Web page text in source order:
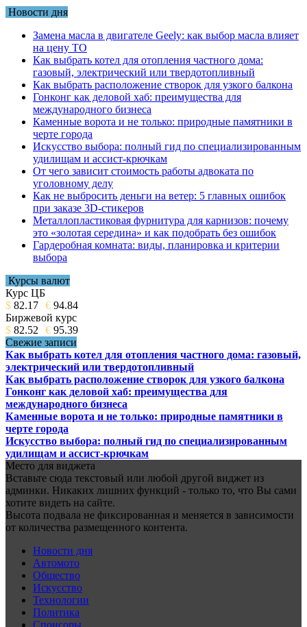
Новости дня
Замена масла в двигателе Geely: как выбор масла влияет
на цену ТО
Как выбрать котел для отопления частного дома:
газовый, электрический или твердотопливный
Как выбрать расположение створок для узкого балкона
Гонконг как деловой хаб: преимущества для
международного бизнеса
Каменные ворота и не только: природные памятники в
черте города
Искусство выбора: полный гид по специализированным
удилищам и ассист-крючкам
От чего зависит стоимость работы адвоката по
уголовному делу
Как не выбросить деньги на ветер: 5 главных ошибок
при заказе 3D-стикеров
Металлопластиковая фурнитура для карнизов: почему
это «золотая середина» и как подобрать без ошибок
Гардеробная комната: виды, планировка и критерии
выбора
Курсы валют
Курс ЦБ
$ 82.17 € 94.84
Биржевой курс
$ 82.52 € 95.39
Свежие записи
Как выбрать котел для отопления частного дома: газовый,
электрический или твердотопливный
Как выбрать расположение створок для узкого балкона
Гонконг как деловой хаб: преимущества для
международного бизнеса
Каменные ворота и не только: природные памятники в
черте города
Искусство выбора: полный гид по специализированным
удилищам и ассист-крючкам
Место для виджета
Вставьте сюда текстовый или любой другой виджет из
админки. Никаких лишних функций - только то, что Вы сами
хотите видеть на сайте.
Высота подвала не фиксированная и меняется в зависимости
от количества размещенного контента.
Новости дня
Автомото
Общество
Искусство
Технологии
Политика
Спонсоры